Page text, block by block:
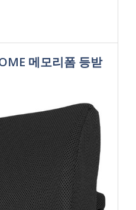
메모리폼 등받